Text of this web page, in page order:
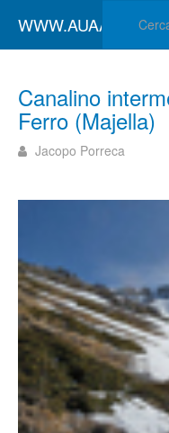
WWW.AUAA.IT
Canalino
Ferro (Majella)
Jacopo Porreca